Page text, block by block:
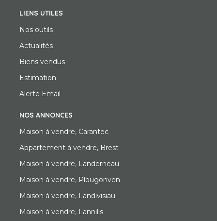
LIENS UTILES
Nos outils
Actualités
Biens vendus
Estimation
Alerte Email
NOS ANNONCES
Maison à vendre, Carantec
Appartement à vendre, Brest
Maison à vendre, Landerneau
Maison à vendre, Plougonven
Maison à vendre, Landivisiau
Maison à vendre, Lannilis